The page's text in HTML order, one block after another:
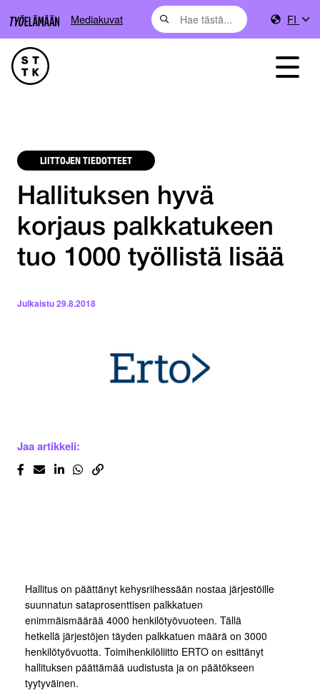
Mediakuvat FI
LIITTOJEN TIEDOTTEET
Hallituksen hyvä
korjaus palkkatukeen
tuo 1000 työllistä lisää
Julkaistu29.8.2018
Jaa artikkeli:
Hallitus on päättänyt kehysriihessään nostaa järjestöille
suunnatun sataprosenttisen palkkatuen
enimmäismäärää 4000 henkilötyövuoteen. Tällä
hetkellä järjestöjen täyden palkkatuen määrä on 3000
henkilötyövuotta. Toimihenkilöliitto ERTO on esittänyt
hallituksen päättämää uudistusta ja on päätökseen
tyytyväinen.